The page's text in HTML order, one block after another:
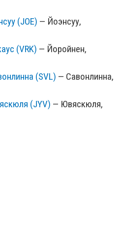
(JOE) — Йоэнсуу,
(VRK) — Йоройнен,
(SVL) — Савонлинна,
(JYV) — Ювяскюля,